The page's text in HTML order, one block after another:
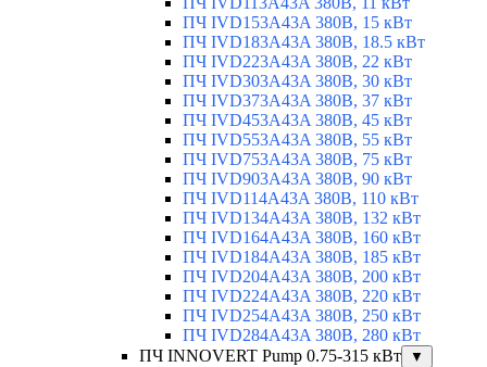
ПЧ IVD153A43A 380В, 15 кВт
ПЧ IVD183A43A 380В, 18.5 кВт
ПЧ IVD223A43A 380В, 22 кВт
ПЧ IVD303A43A 380В, 30 кВт
ПЧ IVD373A43A 380В, 37 кВт
ПЧ IVD453A43A 380В, 45 кВт
ПЧ IVD553A43A 380В, 55 кВт
ПЧ IVD753A43A 380В, 75 кВт
ПЧ IVD903A43A 380В, 90 кВт
ПЧ IVD114A43A 380В, 110 кВт
ПЧ IVD134A43A 380В, 132 кВт
ПЧ IVD164A43A 380В, 160 кВт
ПЧ IVD184A43A 380В, 185 кВт
ПЧ IVD204A43A 380В, 200 кВт
ПЧ IVD224A43A 380В, 220 кВт
ПЧ IVD254A43A 380В, 250 кВт
ПЧ IVD284A43A 380В, 280 кВт
ПЧ INNOVERT Pump 0.75-315 кВт
▼